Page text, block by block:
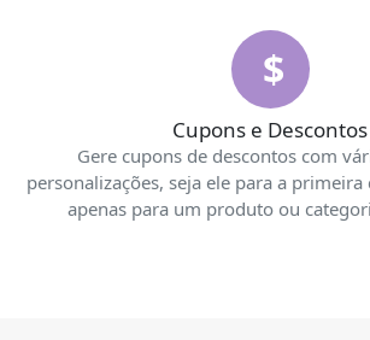
$
Cupons e Descontos
Gere cupons de descontos com
personalizações, seja ele para a
apenas para um produto ou